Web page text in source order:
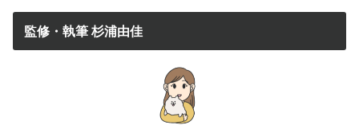
監修・執筆 杉浦由佳